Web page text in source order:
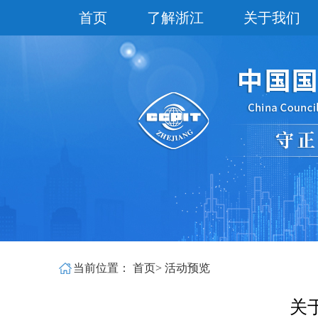
首页 了解浙江 关于我们
当前位置： 首页> 活动预览
关